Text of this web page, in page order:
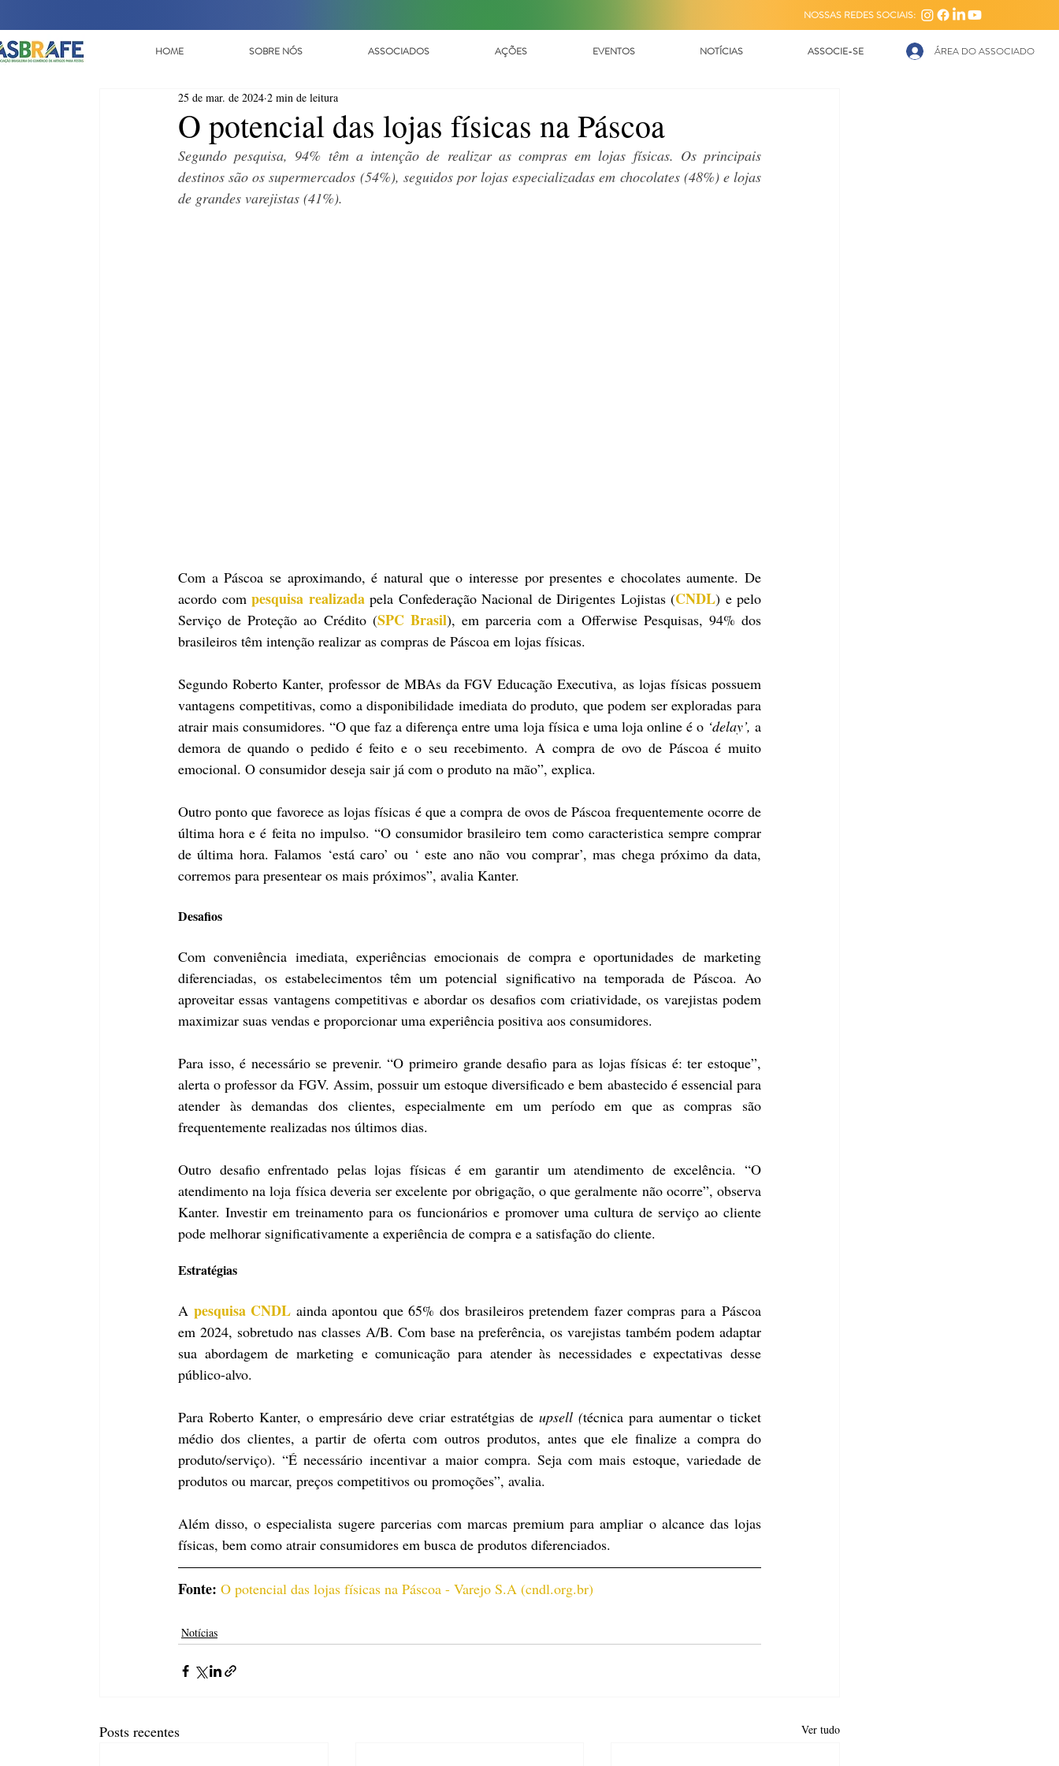
NOSSAS REDES SOCIAIS:
HOME SOBRE NÓS ASSOCIADOS AÇÕES EVENTOS NOTÍCIAS ASSOCIE-SE ÁREA DO ASSOCIADO
O potencial das lojas físicas na Páscoa
25 de mar. de 2024 2 min de leitura
Segundo pesquisa, 94% têm a intenção de realizar as compras em lojas físicas. Os principais
destinos são os supermercados (54%), seguidos por lojas especializadas em chocolates (48%) e lojas
de grandes varejistas (41%).
Com a Páscoa se aproximando, é natural que o interesse por presentes e chocolates aumente. De
acordo com pesquisa realizada pela Confederação Nacional de Dirigentes Lojistas (CNDL) e pelo
Serviço de Proteção ao Crédito (SPC Brasil), em parceria com a Offerwise Pesquisas, 94% dos
brasileiros têm intenção realizar as compras de Páscoa em lojas físicas.
Segundo Roberto Kanter, professor de MBAs da FGV Educação Executiva, as lojas físicas possuem
vantagens competitivas, como a disponibilidade imediata do produto, que podem ser exploradas para
atrair mais consumidores. “O que faz a diferença entre uma loja física e uma loja online é o ‘delay’, a
demora de quando o pedido é feito e o seu recebimento. A compra de ovo de Páscoa é muito
emocional. O consumidor deseja sair já com o produto na mão”, explica.
Outro ponto que favorece as lojas físicas é que a compra de ovos de Páscoa frequentemente ocorre de
última hora e é feita no impulso. “O consumidor brasileiro tem como caracteristica sempre comprar
de última hora. Falamos ‘está caro’ ou ‘ este ano não vou comprar’, mas chega próximo da data,
corremos para presentear os mais próximos”, avalia Kanter.
Desafios
Com conveniência imediata, experiências emocionais de compra e oportunidades de marketing
diferenciadas, os estabelecimentos têm um potencial significativo na temporada de Páscoa. Ao
aproveitar essas vantagens competitivas e abordar os desafios com criatividade, os varejistas podem
maximizar suas vendas e proporcionar uma experiência positiva aos consumidores.
Para isso, é necessário se prevenir. “O primeiro grande desafio para as lojas físicas é: ter estoque”,
alerta o professor da FGV. Assim, possuir um estoque diversificado e bem abastecido é essencial para
atender às demandas dos clientes, especialmente em um período em que as compras são
frequentemente realizadas nos últimos dias.
Outro desafio enfrentado pelas lojas físicas é em garantir um atendimento de excelência. “O
atendimento na loja física deveria ser excelente por obrigação, o que geralmente não ocorre”, observa
Kanter. Investir em treinamento para os funcionários e promover uma cultura de serviço ao cliente
pode melhorar significativamente a experiência de compra e a satisfação do cliente.
Estratégias
A pesquisa CNDL ainda apontou que 65% dos brasileiros pretendem fazer compras para a Páscoa
em 2024, sobretudo nas classes A/B. Com base na preferência, os varejistas também podem adaptar
sua abordagem de marketing e comunicação para atender às necessidades e expectativas desse
público-alvo.
Para Roberto Kanter, o empresário deve criar estratétgias de upsell (técnica para aumentar o ticket
médio dos clientes, a partir de oferta com outros produtos, antes que ele finalize a compra do
produto/serviço). “É necessário incentivar a maior compra. Seja com mais estoque, variedade de
produtos ou marcar, preços competitivos ou promoções”, avalia.
Além disso, o especialista sugere parcerias com marcas premium para ampliar o alcance das lojas
físicas, bem como atrair consumidores em busca de produtos diferenciados.
Fonte: O potencial das lojas físicas na Páscoa - Varejo S.A (cndl.org.br)
Notícias
Posts recentes Ver tudo